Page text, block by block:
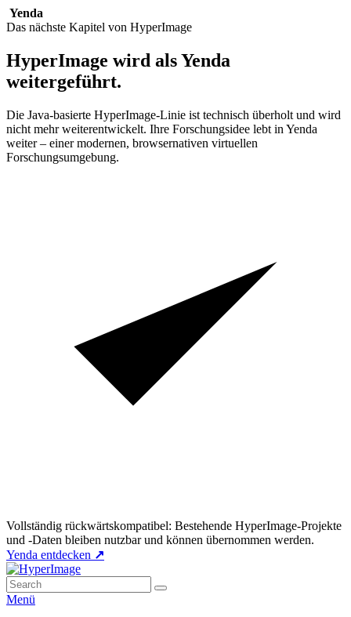
Yenda
Das nächste Kapitel von HyperImage
HyperImage wird als Yenda
weitergeführt.
Die Java-basierte HyperImage-Linie ist technisch überholt und wird
nicht mehr weiterentwickelt. Ihre Forschungsidee lebt in Yenda
weiter – einer modernen, browsernativen virtuellen
Forschungsumgebung.
Vollständig rückwärtskompatibel: Bestehende HyperImage-Projekte
und -Daten bleiben nutzbar und können übernommen werden.
Yenda entdecken ↗
Zum
Inhalt
springen
HyperImage
Offizielle Seite der Open-Source Virtuellen Forschungsumgebung
Suche
nach:
Suchen
Menü